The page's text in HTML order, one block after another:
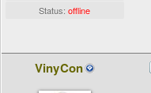
Status:offline
VinyCon